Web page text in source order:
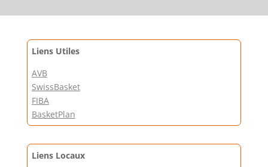
Liens Utiles
AVB
SwissBasket
FIBA
BasketPlan
Liens Locaux